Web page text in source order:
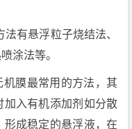
有悬浮粒子烧结法、
涂法等。
膜最常用的方法，其
加入有机添加剂如分散
成稳定的悬浮液，在